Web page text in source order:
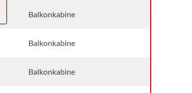
Balkonkabine
Balkonkabine
Balkonkabine